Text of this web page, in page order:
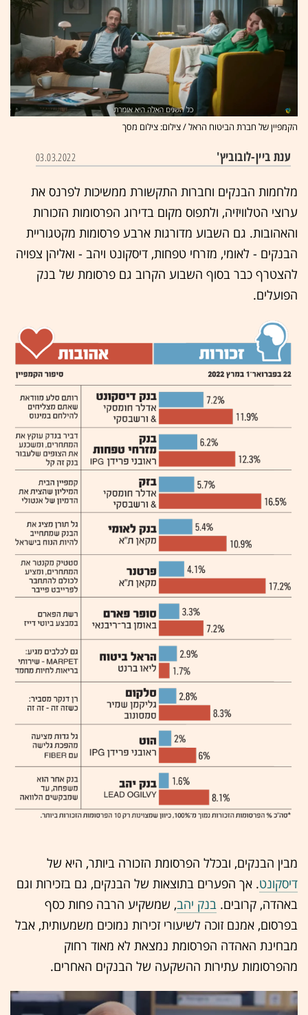
הקמפיין של חברת הביטוח הראל / צילום: צילום מסך
ענת ביין-לובוביץ' 03.03.2022
מלחמות הבנקים וחברות התקשורת ממשיכות לפרנס את
ערוצי הטלוויזיה, ולתפוס מקום בדירוג הפרסומות הזכורות
והאהובות. גם השבוע מדורגות ארבע פרסומות מקטגוריית
הבנקים - לאומי, מזרחי טפחות, דיסקונט ויהב - ואליהן צפויה
להצטרף כבר בסוף השבוע הקרוב גם פרסומת של בנק
הפועלים.
מבין הבנקים, ובכלל הפרסומת הזכורה ביותר, היא של
דיסקונט. אך הפערים בתוצאות של הבנקים, גם בזכירות וגם
באהדה, קרובים. בנק יהב, שמשקיע הרבה פחות כסף
בפרסום, אמנם זוכה לשיעורי זכירות נמוכים משמעותית, אבל
מבחינת האהדה הפרסומת נמצאת לא מאוד רחוק
מהפרסומות עתירות ההשקעה של הבנקים האחרים.